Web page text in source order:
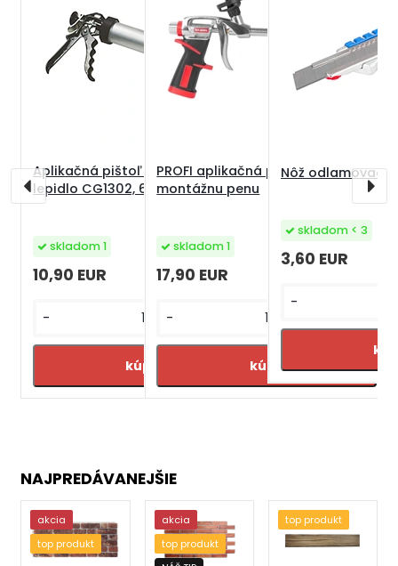
Aplikačná pištoľ na montážne
lepidlo CG1302, 600 ml, uzavretá
10,90 EUR
skladom 1
-
PROFI aplikačná pištoľ na
montážnu penu
17,90 EUR
skladom 1
-
Nôž odlamovací
3,60 EUR
skladom < 3
-
NAJPREDÁVANEJŠIE
akcia
top produkt
akcia
top produkt
top produkt